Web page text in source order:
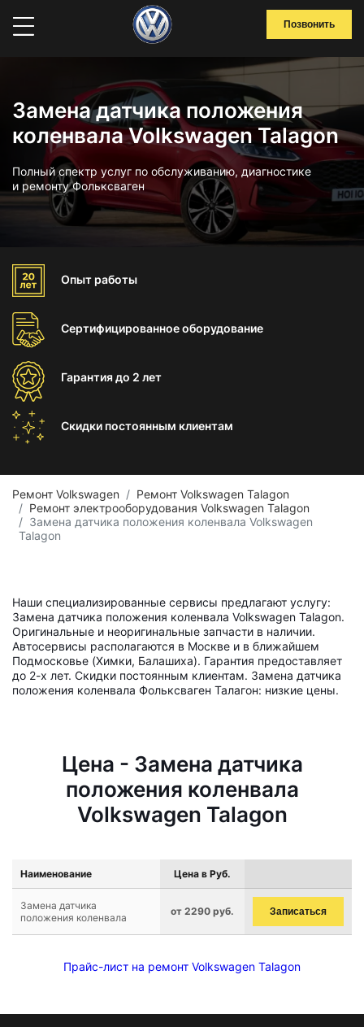
Позвонить
Замена датчика положения
коленвала Volkswagen Talagon
Полный спектр услуг по обслуживанию, диагностике
и ремонту Фольксваген
Опыт работы
Сертифицированноеоборудование
Гарантиядо 2 лет
Скидки постоянным клиентам
Ремонт Volkswagen
Ремонт Volkswagen Talagon
Ремонт электрооборудования Volkswagen Talagon
Замена датчика положения коленвала Volkswagen
Talagon
Наши специализированные сервисы предлагают услугу:
Замена датчика положения коленвала Volkswagen Talagon.
Оригинальные и неоригинальные запчасти в наличии.
Автосервисы располагаются в Москве и в ближайшем
Подмосковье (Химки, Балашиха). Гарантия предоставляет
до 2-х лет. Скидки постоянным клиентам. Замена датчика
положения коленвала Фольксваген Талагон: низкие цены.
Цена - Замена датчика
положения коленвала
Volkswagen Talagon
Наименование Цена в Руб.
Замена датчика
положения коленвала
от 2290 руб. Записаться
Прайс-лист на ремонт Volkswagen Talagon